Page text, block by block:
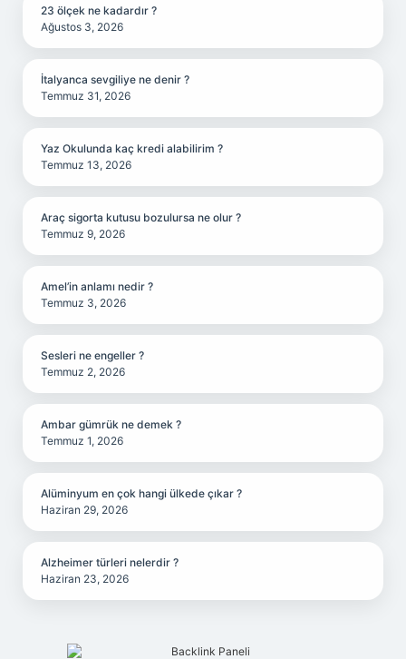
23 ölçek ne kadardır ?
Ağustos 3, 2026
İtalyanca sevgiliye ne denir ?
Temmuz 31, 2026
Yaz Okulunda kaç kredi alabilirim ?
Temmuz 13, 2026
Araç sigorta kutusu bozulursa ne olur ?
Temmuz 9, 2026
Amel’in anlamı nedir ?
Temmuz 3, 2026
Sesleri ne engeller ?
Temmuz 2, 2026
Ambar gümrük ne demek ?
Temmuz 1, 2026
Alüminyum en çok hangi ülkede çıkar ?
Haziran 29, 2026
Alzheimer türleri nelerdir ?
Haziran 23, 2026